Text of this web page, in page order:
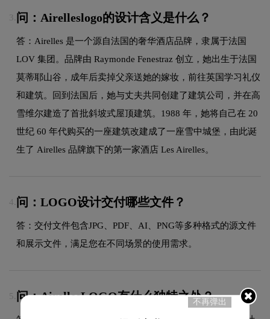
3. 问：Airelleslogo的设计含义是什么？
答：Airelles 是一个源自法国的奢华酒店品牌，隶属于法国
LOV 集团。品牌由 Raymonde Fenestraz 创立，她出生于法国
莫蒂耶山谷，成年后卖掉父亲送她的嫁妆，前往英国学习礼仪
和建筑。回到法国后，她与丈夫共同创建了建筑公司，并在高
雪维尔建造了首批斜坡式屋顶建筑。1988 年，她将自己在 20
世纪 60 年代购买的一座建筑改建成了一座雪中城堡，由此诞
生了 Airelles 品牌旗下的第一家酒店 Les Airelles。
4. 问：LOGO设计交付哪些文件？
答：交付文件包含JPG、PDF、AI、PNG等多种格式的源文件
和展示文件，满足您在不同场景的使用需求。
5. 问：AirellesLOGO有什么独特之处？
不再弹出